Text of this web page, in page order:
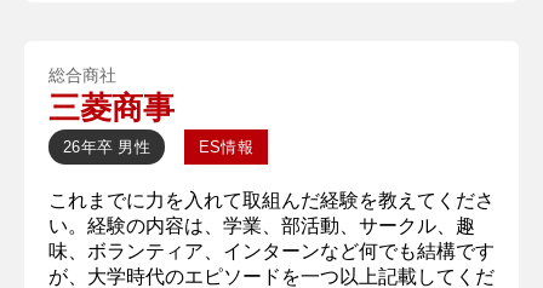
総合商社
三菱商事
26年卒 男性 ES情報
これまでに力を入れて取組んだ経験を教えてくださ
い。経験の内容は、学業、部活動、サークル、趣
味、ボランティア、インターンなど何でも結構です
が、大学時代のエピソードを一つ以上記載してくだ